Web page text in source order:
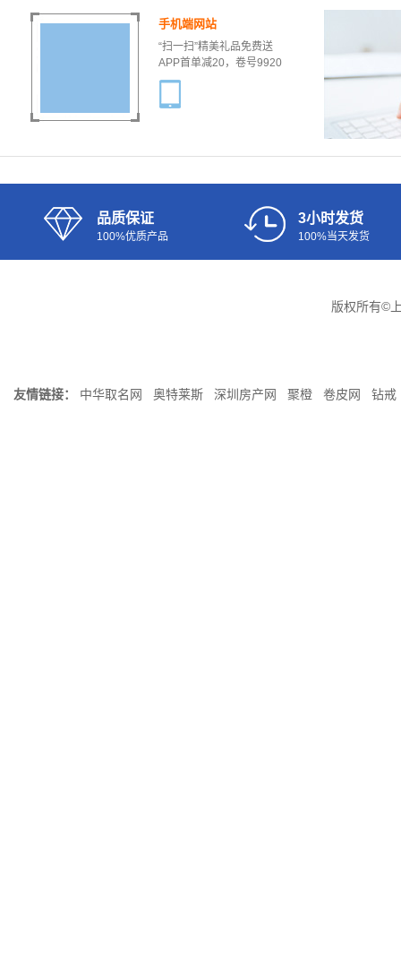
手机端网站
“扫一扫”精美礼品免费送
APP首单减20，卷号9920
品质保证
100%优质产品
3小时发货
100%当天发货
版权所有©
友情链接： 中华取名网 奥特莱斯 深圳房产网 聚橙 卷皮网 钻戒